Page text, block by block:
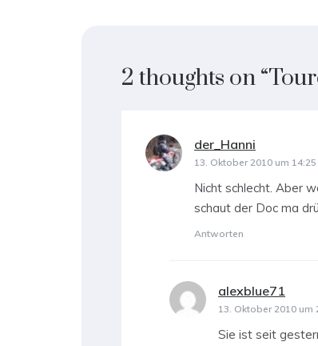
2 thoughts on “
der_Hanni
13. Oktober 2010 um
Nicht schlecht. Aber
schaut der Doc ma
Antworten
alexblue71
13. Oktober 2010 um
Sie ist seit